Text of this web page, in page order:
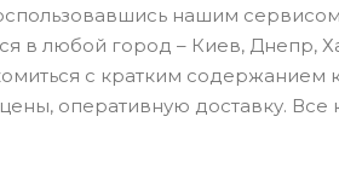
нашим
в любой город – Киев, Днепр,
с кратким
оперативную доставку. Все